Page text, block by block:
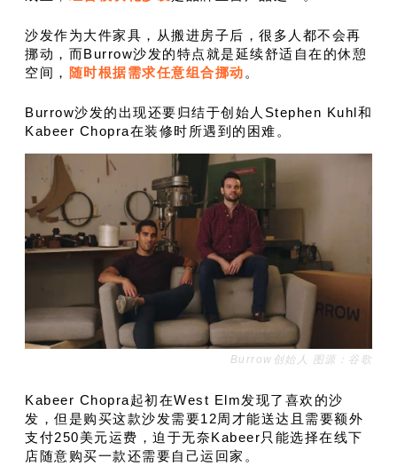
沙发作为大件家具，从搬进房子后，很多人都不会再
挪动，而Burrow沙发的特点就是延续舒适自在的休憩
空间， 随时根据需求任意组合挪动 。
Burrow沙发的出现还要归结于创始人Stephen Kuhl和
Kabeer Chopra在装修时所遇到的困难。
Burrow创始人 图源：谷歌
Kabeer Chopra起初在West Elm发现了喜欢的沙
发，但是购买这款沙发需要12周才能送达且需要额外
支付250美元运费，迫于无奈Kabeer只能选择在线下
店随意购买一款还需要自己运回家。